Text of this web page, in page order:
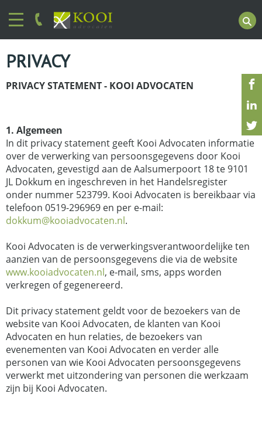
PRIVACY
PRIVACY STATEMENT - KOOI ADVOCATEN
1. Algemeen
In dit privacy statement geeft Kooi Advocaten informatie
over de verwerking van persoonsgegevens door Kooi
Advocaten, gevestigd aan de Aalsumerpoort 18 te 9101
JL Dokkum en ingeschreven in het Handelsregister
onder nummer 523799. Kooi Advocaten is bereikbaar via
telefoon 0519-296969 en per e-mail:
dokkum@kooiadvocaten.nl.
Kooi Advocaten is de verwerkingsverantwoordelijke ten
aanzien van de persoonsgegevens die via de website
www.kooiadvocaten.nl, e-mail, sms, apps worden
verkregen of gegenereerd.
Dit privacy statement geldt voor de bezoekers van de
website van Kooi Advocaten, de klanten van Kooi
Advocaten en hun relaties, de bezoekers van
evenementen van Kooi Advocaten en verder alle
personen van wie Kooi Advocaten persoonsgegevens
verwerkt met uitzondering van personen die werkzaam
zijn bij Kooi Advocaten.